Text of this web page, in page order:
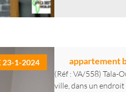
23-1-2024 appartement
(Réf : VA/558) Tala-
ville, dans un endroit